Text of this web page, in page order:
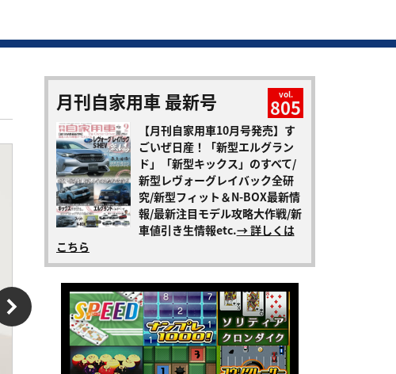
月刊自家用車 最新号 vol.
805
【月刊自家用車10月号発売】す
ごいぜ日産！「新型エルグラン
ド」「新型キックス」のすべて/
新型レヴォーグレイバック全研
究/新型フィット＆N-BOX最新情
報/最新注目モデル攻略大作戦/新
車値引き生情報etc.→ 詳しくは
こちら